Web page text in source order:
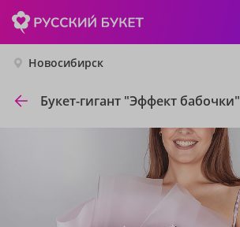
Новосибирск
Букет-гигант "Эффект бабочки"